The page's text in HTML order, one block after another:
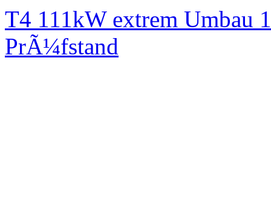
T4 111kW extrem Umbau
PrÃ¼fstand